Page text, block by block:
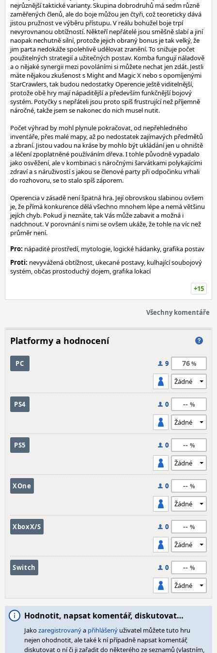
nejrůznější taktické varianty. Skupina dobrodruhů má sedm různě
zaměřených členů, ale do boje můžou jen čtyři, což teoreticky dává
jistou pružnost ve výběru přístupu. V reálu bohužel boje trpí
nevyrovnanou obtížností. Někteří nepřátelé jsou směšně slabí a jiní
naopak nechutně silní, protože jejich obraný bonus je tak velký, že
jim parta nedokáže spolehlivě udělovat zranění. To snižuje počet
použitelných strategií a užitečných postav. Komba fungují náladově
a o nějaké synergii mezi povoláními si můžete nechat jen zdát. Jestli
máte nějakou zkušenost s Might and Magic X nebo s opomíjenými
StarCrawlers, tak budou nedostatky Operencie ještě viditelnější,
protože obě hry mají nápaditější a především funkčnější bojový
systém. Potyčky s nepřáteli jsou proto spíš frustrující než příjemně
náročné, takže jsem se nakonec do nich musel nutit.
Počet výhrad by mohl plynule pokračovat, od nepřehledného
inventáře, přes malé mapy, až po nedostatek zajímavých předmětů
a zbraní. Jistou vadou na kráse by mohlo být ukládání jen u ohniště
a léčení zpoplatněné používáním dřeva. I tohle původně vypadalo
jako osvěžení, ale v kombinaci s náročnými šarvátkami polykajícími
zdraví a s náruživostí s jakou se členové party při odpočinku vrhali
do rozhovoru, se to stalo spíš záporem.
Operencia v zásadě není špatná hra. Její obrovskou slabinou ovšem
je, že přímá konkurence dělá všechno mnohem lépe a nemá většinu
jejích chyb. Pokud ji neznáte, tak Vás může zabavit a možná i
nadchnout. V porovnání s nimi se ovšem ukáže, že tohle na víc než
průměr není.
Pro: nápadité prostředí, mytologie, logické hádanky, grafika postav
Proti: nevyvážená obtížnost, ukecané postavy, kulhající soubojový
systém, občas prostoduchý dojem, grafika lokací
+15
Všechny komentáře
Platformy a hodnocení
PC 9 76
PS4 0 --
PS5 0 --
XOne 0 --
XboxX/S 0 --
Switch 0 --
Hodnotit, napsat komentář, diskutovat…
Jakozaregistrovanýa přihlášený uživatel můžete tuto hru
nejen ohodnotit, ale také k ní případně napsat komentář,
diskutovat o ní či ji zařadit do některého ze seznamů (vlastním,